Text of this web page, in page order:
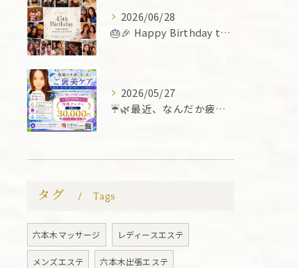
2026/06/28
🎂🎉 Happy Birthday to Me! 💐✨
2026/05/27
☔️🌿最近、なんだか疲れていませんか？🌿☔️
タグ Tags
六本木マッサージ レディースエステ
メンズエステ 六本木出張エステ